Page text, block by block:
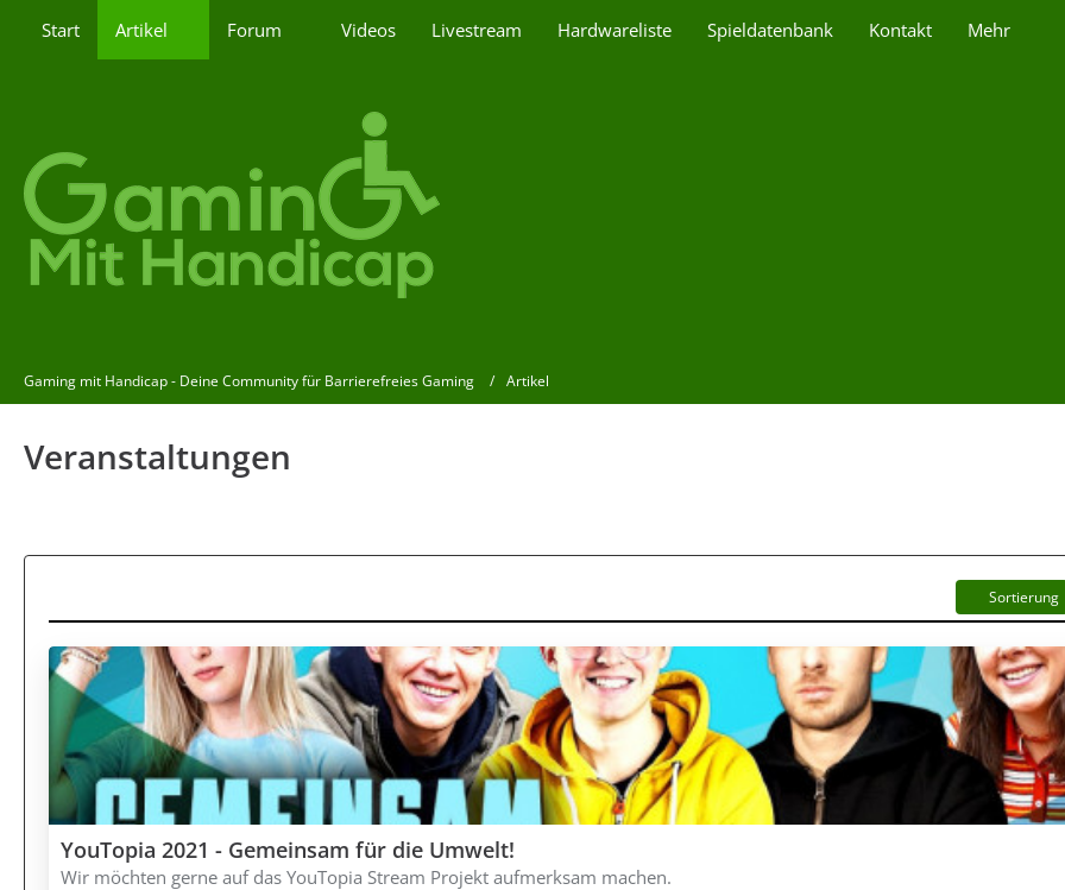
Start Artikel Forum Videos Livestream Hardwareliste Spieldatenbank Kontakt Mehr
Gaming mit Handicap - Deine Community für Barrierefreies Gaming Artikel
Veranstaltungen
Sortierung
YouTopia 2021 - Gemeinsam für die Umwelt!
Wir möchten gerne auf das YouTopia Stream Projekt aufmerksam machen.